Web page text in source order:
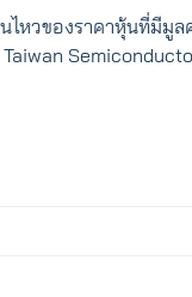
หวของราคาหุ้นที่มีมู